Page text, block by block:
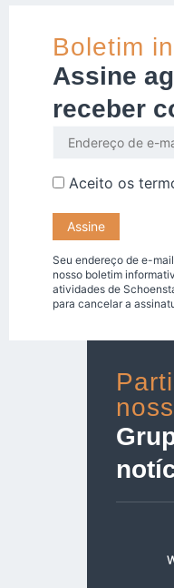
Boletim
Assine
receber
Aceito os
Seu endereço de e-
nosso boletim
atividades de
para cancelar a